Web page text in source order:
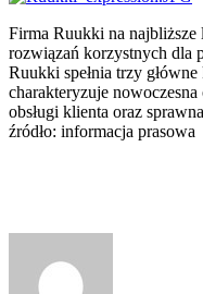
Firma Ruukki na najbliższe
rozwiązań korzystnych dla
Ruukki spełnia trzy
charakteryzuje
obsługi klienta oraz
źródło: informacja prasowa